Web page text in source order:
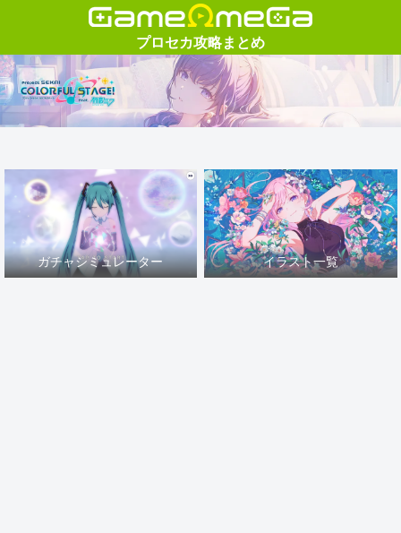
ガチャシミュレーター イラスト一覧